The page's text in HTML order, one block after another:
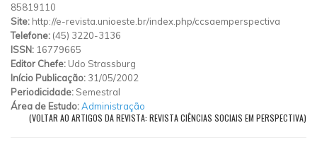
85819110
Site: http://e-revista.unioeste.br/index.php/ccsaemperspectiva
Telefone: (45) 3220-3136
ISSN: 16779665
Editor Chefe: Udo Strassburg
Início Publicação: 31/05/2002
Periodicidade: Semestral
Área de Estudo:Administração
(VOLTAR AO ARTIGOS DA REVISTA: REVISTA CIÊNCIAS SOCIAIS EM PERSPECTIVA)